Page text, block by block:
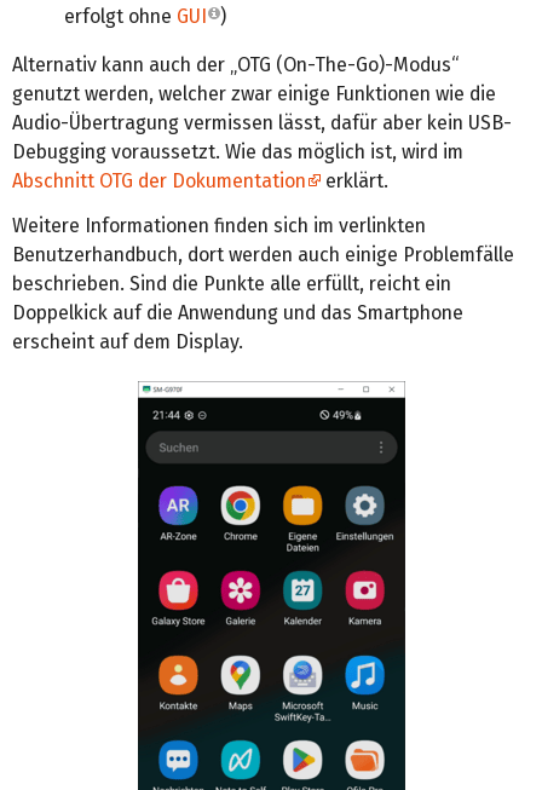
erfolgt ohne GUI )
Alternativ kann auch der „OTG (On-The-Go)-Modus“
genutzt werden, welcher zwar einige Funktionen wie die
Audio-Übertragung vermissen lässt, dafür aber kein USB-
Debugging voraussetzt. Wie das möglich ist, wird im
Abschnitt OTG der Dokumentation
erklärt.
Weitere Informationen finden sich im verlinkten
Benutzerhandbuch, dort werden auch einige Problemfälle
beschrieben. Sind die Punkte alle erfüllt, reicht ein
Doppelkick auf die Anwendung und das Smartphone
erscheint auf dem Display.